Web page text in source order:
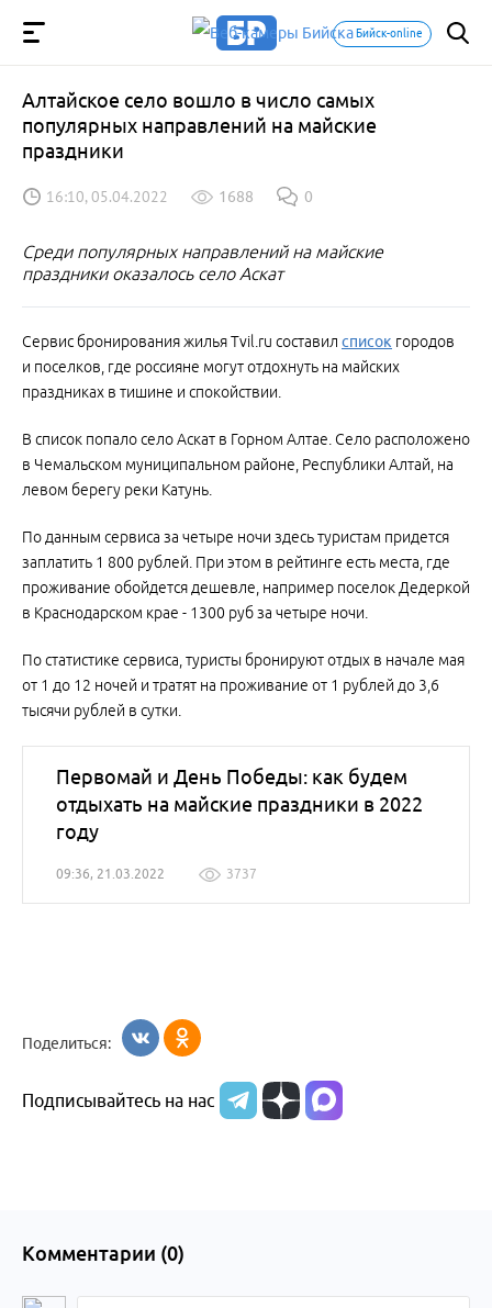
Бийск-online
Алтайское село вошло в число самых
популярных направлений на майские
праздники
16:10, 05.04.2022 1688 0
Среди популярных направлений на майские
праздники оказалось село Аскат
Сервис бронирования жилья Tvil.ru составил список городов
и поселков, где россияне могут отдохнуть на майских
праздниках в тишине и спокойствии.
В список попало село Аскат в Горном Алтае. Село расположено
в Чемальском муниципальном районе, Республики Алтай, на
левом берегу реки Катунь.
По данным сервиса за четыре ночи здесь туристам придется
заплатить 1 800 рублей. При этом в рейтинге есть места, где
проживание обойдется дешевле, например поселок Дедеркой
в Краснодарском крае - 1300 руб за четыре ночи.
По статистике сервиса, туристы бронируют отдых в начале мая
от 1 до 12 ночей и тратят на проживание от 1 рублей до 3,6
тысячи рублей в сутки.
Первомай и День Победы: как будем
отдыхать на майские праздники в 2022
году
09:36, 21.03.2022 3737
Поделиться:
Подписывайтесь на нас
Комментарии (0)